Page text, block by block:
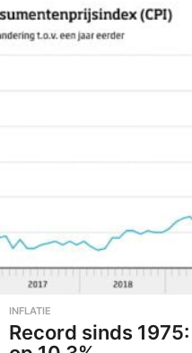
INFLATIE
Record sinds